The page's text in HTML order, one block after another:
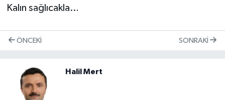
Kalın sağlıcakla…
ÖNCEKI SONRAKI
Halil Mert